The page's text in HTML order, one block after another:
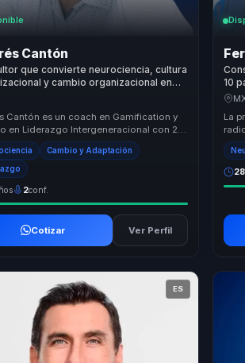
Cantón
que convierte neurociencia, cultura
y cambio organizacional en
decisiones para equipos.
Cantón es un coach en Gamification y
en Liderazgo Intergeneracional con 25
experiencia, habiendo asesorado a
Cambio y Adaptación
2conf.
Cotizar Ver Perfil
10
y
La
28
ES